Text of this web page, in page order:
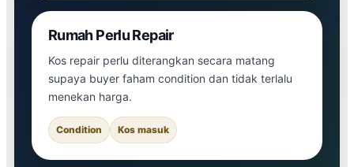
Rumah Perlu Repair
Kos repair perlu diterangkan secara matang
supaya buyer faham condition dan tidak terlalu
menekan harga.
Condition Kos masuk